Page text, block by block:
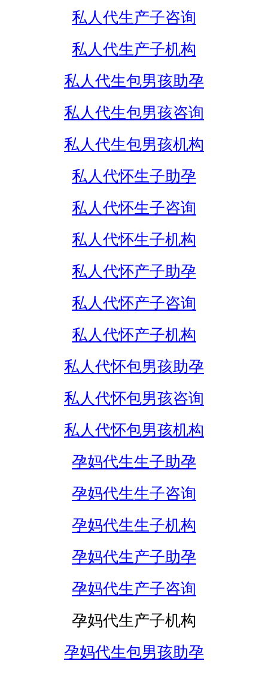
私人代生产子咨询
私人代生产子机构
私人代生包男孩助孕
私人代生包男孩咨询
私人代生包男孩机构
私人代怀生子助孕
私人代怀生子咨询
私人代怀生子机构
私人代怀产子助孕
私人代怀产子咨询
私人代怀产子机构
私人代怀包男孩助孕
私人代怀包男孩咨询
私人代怀包男孩机构
孕妈代生生子助孕
孕妈代生生子咨询
孕妈代生生子机构
孕妈代生产子助孕
孕妈代生产子咨询
孕妈代生产子机构
孕妈代生包男孩助孕